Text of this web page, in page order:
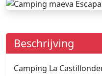
Beschrijving
Camping La